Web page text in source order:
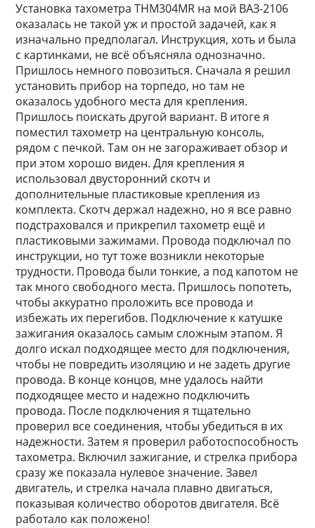
Установка тахометра THM304MR на мой ВАЗ-2106
оказалась не такой уж и простой задачей, как я
изначально предполагал. Инструкция, хоть и была
с картинками, не всё объясняла однозначно.
Пришлось немного повозиться. Сначала я решил
установить прибор на торпедо, но там не
оказалось удобного места для крепления.
Пришлось поискать другой вариант. В итоге я
поместил тахометр на центральную консоль,
рядом с печкой. Там он не загораживает обзор и
при этом хорошо виден. Для крепления я
использовал двусторонний скотч и
дополнительные пластиковые крепления из
комплекта. Скотч держал надежно, но я все равно
подстраховался и прикрепил тахометр ещё и
пластиковыми зажимами. Провода подключал по
инструкции, но тут тоже возникли некоторые
трудности. Провода были тонкие, а под капотом не
так много свободного места. Пришлось попотеть,
чтобы аккуратно проложить все провода и
избежать их перегибов. Подключение к катушке
зажигания оказалось самым сложным этапом. Я
долго искал подходящее место для подключения,
чтобы не повредить изоляцию и не задеть другие
провода. В конце концов, мне удалось найти
подходящее место и надежно подключить
провода. После подключения я тщательно
проверил все соединения, чтобы убедиться в их
надежности. Затем я проверил работоспособность
тахометра. Включил зажигание, и стрелка прибора
сразу же показала нулевое значение. Завел
двигатель, и стрелка начала плавно двигаться,
показывая количество оборотов двигателя. Всё
работало как положено!